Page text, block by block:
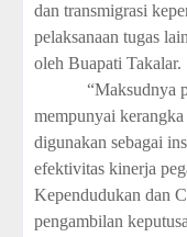
dan transmigrasi
pelaksanaan tugas
oleh Buapati Takalar.
“Maksudnya
mempunyai
digunakan sebagai
efektivitas kinerja
Kependudukan dan
pengambilan